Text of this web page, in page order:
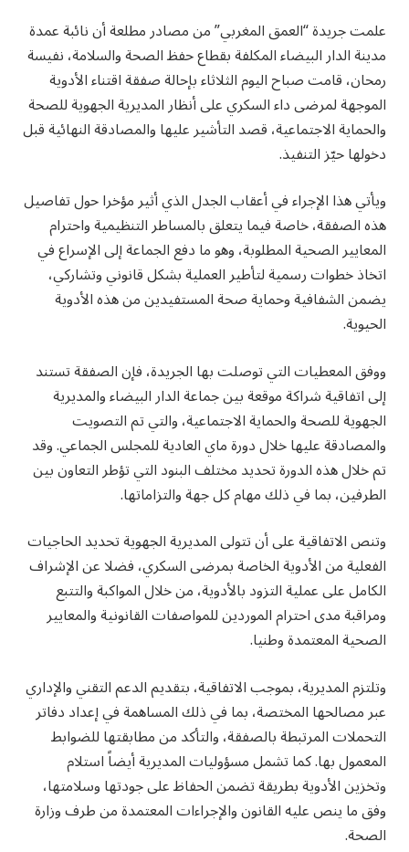
علمت جريدة “العمق المغربي” من مصادر مطلعة أن نائبة عمدة
مدينة الدار البيضاء المكلفة بقطاع حفظ الصحة والسلامة، نفيسة
رمحان، قامت صباح اليوم الثلاثاء بإحالة صفقة اقتناء الأدوية
الموجهة لمرضى داء السكري على أنظار المديرية الجهوية للصحة
والحماية الاجتماعية، قصد التأشير عليها والمصادقة النهائية قبل
دخولها حيّز التنفيذ.
ويأتي هذا الإجراء في أعقاب الجدل الذي أثير مؤخرا حول تفاصيل
هذه الصفقة، خاصة فيما يتعلق بالمساطر التنظيمية واحترام
المعايير الصحية المطلوبة، وهو ما دفع الجماعة إلى الإسراع في
اتخاذ خطوات رسمية لتأطير العملية بشكل قانوني وتشاركي،
يضمن الشفافية وحماية صحة المستفيدين من هذه الأدوية
الحيوية.
ووفق المعطيات التي توصلت بها الجريدة، فإن الصفقة تستند
إلى اتفاقية شراكة موقعة بين جماعة الدار البيضاء والمديرية
الجهوية للصحة والحماية الاجتماعية، والتي تم التصويت
والمصادقة عليها خلال دورة ماي العادية للمجلس الجماعي. وقد
تم خلال هذه الدورة تحديد مختلف البنود التي تؤطر التعاون بين
الطرفين، بما في ذلك مهام كل جهة والتزاماتها.
وتنص الاتفاقية على أن تتولى المديرية الجهوية تحديد الحاجيات
الفعلية من الأدوية الخاصة بمرضى السكري، فضلا عن الإشراف
الكامل على عملية التزود بالأدوية، من خلال المواكبة والتتبع
ومراقبة مدى احترام الموردين للمواصفات القانونية والمعايير
الصحية المعتمدة وطنيا.
وتلتزم المديرية، بموجب الاتفاقية، بتقديم الدعم التقني والإداري
عبر مصالحها المختصة، بما في ذلك المساهمة في إعداد دفاتر
التحملات المرتبطة بالصفقة، والتأكد من مطابقتها للضوابط
المعمول بها. كما تشمل مسؤوليات المديرية أيضاً استلام
وتخزين الأدوية بطريقة تضمن الحفاظ على جودتها وسلامتها،
وفق ما ينص عليه القانون والإجراءات المعتمدة من طرف وزارة
الصحة.